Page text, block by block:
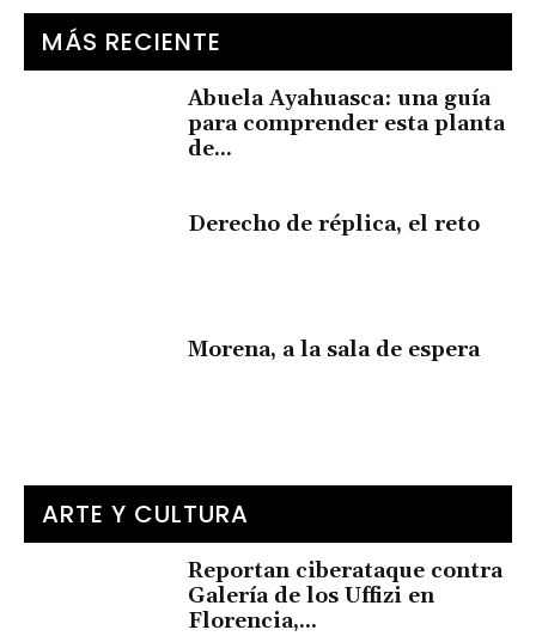
MÁS RECIENTE
Abuela Ayahuasca: una guía
para comprender esta planta
de...
Derecho de réplica, el reto
Morena, a la sala de espera
ARTE Y CULTURA
Reportan ciberataque contra
Galería de los Uffizi en
Florencia,...